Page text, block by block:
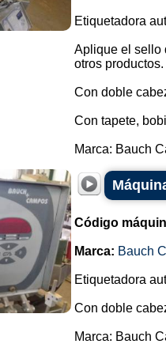
Etiquetadora
Aplique el sello
otros productos.
Con doble
Con tapete,
Marca: Bauch
Código
Marca: Bauch
Etiquetadora
Con doble
Marca: Bauch